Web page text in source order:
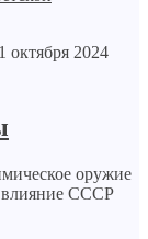
2024
оружие
влияние СССР